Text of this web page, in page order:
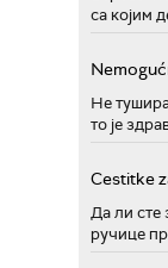
са којим
Не
то је
Cestitke
Да ли сте
ручице